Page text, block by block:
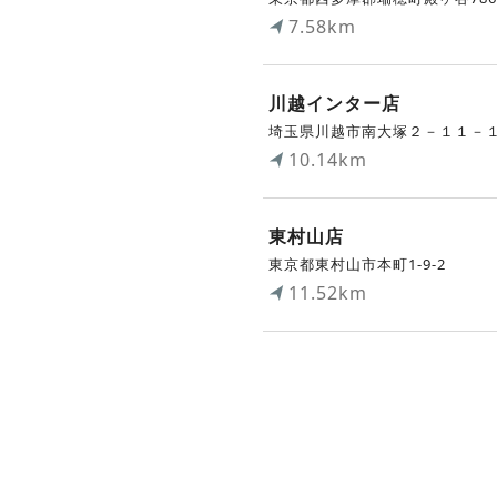
7.58km
川越インター店
埼玉県川越市南大塚２－１１－
10.14km
東村山店
東京都東村山市本町1-9-2
11.52km